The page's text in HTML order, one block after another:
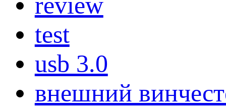
test
usb 3.0
внешний